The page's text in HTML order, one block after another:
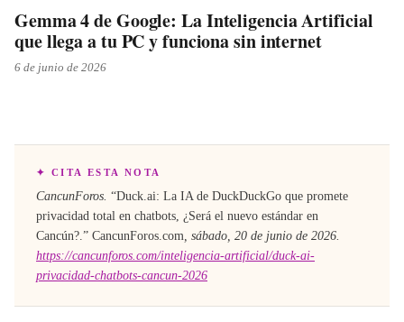
Gemma 4 de Google: La Inteligencia Artificial
que llega a tu PC y funciona sin internet
6 de junio de 2026
✦ CITA ESTA NOTA
CancunForos. “Duck.ai: La IA de DuckDuckGo que promete
privacidad total en chatbots, ¿Será el nuevo estándar en
Cancún?.” CancunForos.com, sábado, 20 de junio de 2026.
https://cancunforos.com/inteligencia-artificial/duck-ai-
privacidad-chatbots-cancun-2026